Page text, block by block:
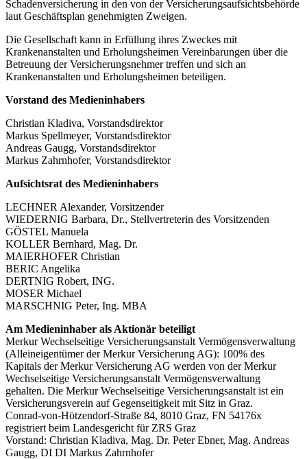
Schadenversicherung in den von der Versicherungsaufsichtsbehörde
laut Geschäftsplan genehmigten Zweigen.
Die Gesellschaft kann in Erfüllung ihres Zweckes mit
Krankenanstalten und Erholungsheimen Vereinbarungen über die
Betreuung der Versicherungsnehmer treffen und sich an
Krankenanstalten und Erholungsheimen beteiligen.
Vorstand des Medieninhabers
Christian Kladiva, Vorstandsdirektor
Markus Spellmeyer, Vorstandsdirektor
Andreas Gaugg, Vorstandsdirektor
Markus Zahrnhofer, Vorstandsdirektor
Aufsichtsrat des Medieninhabers
LECHNER Alexander, Vorsitzender
WIEDERNIG Barbara, Dr., Stellvertreterin des Vorsitzenden
GÖSTEL Manuela
KOLLER Bernhard, Mag. Dr.
MAIERHOFER Christian
BERIC Angelika
DERTNIG Robert, ING.
MOSER Michael
MARSCHNIG Peter, Ing. MBA
Am Medieninhaber als Aktionär beteiligt
Merkur Wechselseitige Versicherungsanstalt Vermögensverwaltung
(Alleineigentümer der Merkur Versicherung AG): 100% des
Kapitals der Merkur Versicherung AG werden von der Merkur
Wechselseitige Versicherungsanstalt Vermögensverwaltung
gehalten. Die Merkur Wechselseitige Versicherungsanstalt ist ein
Versicherungsverein auf Gegenseitigkeit mit Sitz in Graz.
Conrad-von-Hötzendorf-Straße 84, 8010 Graz, FN 54176x
registriert beim Landesgericht für ZRS Graz
Vorstand: Christian Kladiva, Mag. Dr. Peter Ebner, Mag. Andreas
Gaugg, DI DI Markus Zahrnhofer